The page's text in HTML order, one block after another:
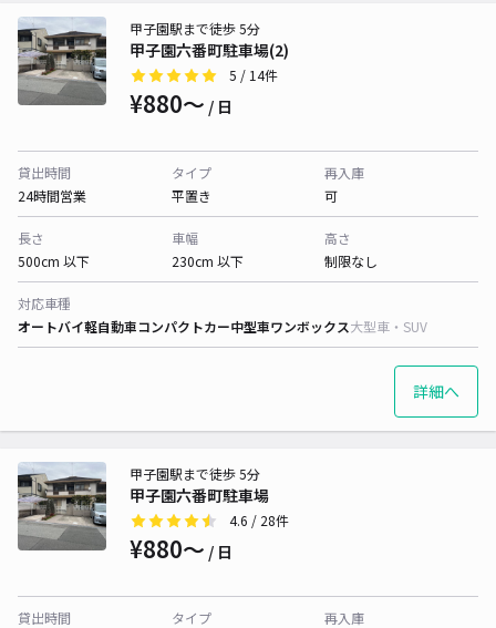
甲子園六番町駐車場(2)
甲子園駅まで徒歩 5分
5 / 14件
¥880〜 / 日
貸出時間
24時間営業
タイプ
平置き
再入庫
可
長さ
500cm 以下
車幅
230cm 以下
高さ
制限なし
対応車種
オートバイ軽自動車コンパクトカー中型車ワンボックス大型車・SUV
詳細へ
甲子園六番町駐車場
甲子園駅まで徒歩 5分
4.6 / 28件
¥880〜 / 日
貸出時間
タイプ
再入庫